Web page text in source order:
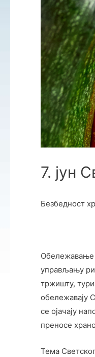
7. јун
Безбедност
Обележавање
управљању
тржишту,
обележавају
се ојачају
преносе
Тема